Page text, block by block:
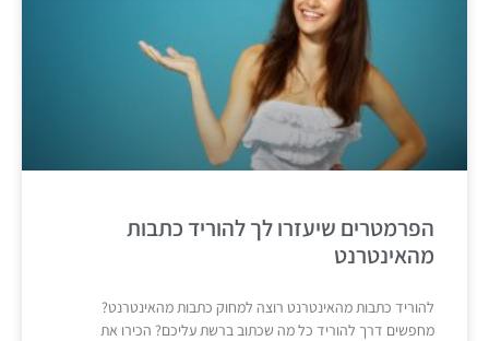
הפרמטרים שיעזרו לך להוריד כתבות
מהאינטרנט
להוריד כתבות מהאינטרנט רוצה למחוק כתבות מהאינטרנט?
מחפשים דרך להוריד כל מה שכתוב ברשת עליכם? הכירו את